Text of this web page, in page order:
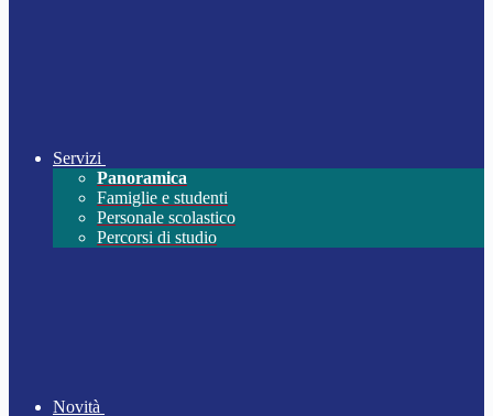
Servizi
Panoramica
Famiglie e studenti
Personale scolastico
Percorsi di studio
Novità